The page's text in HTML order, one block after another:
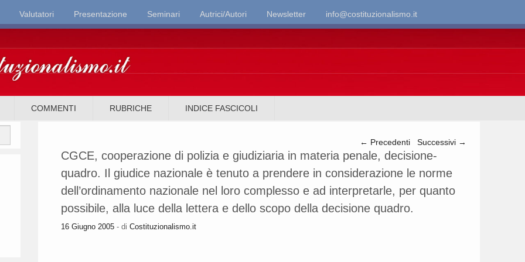
Valutatori Presentazione Seminari Autrici/Autori Newsletter info@costituzionalismo.it
COMMENTI RUBRICHE INDICE FASCICOLI
Navigazione articolo
← Precedenti Successivi →
CGCE, cooperazione di polizia e giudiziaria in materia penale, decisione-
quadro. Il giudice nazionale è tenuto a prendere in considerazione le norme
dell’ordinamento nazionale nel loro complesso e ad interpretarle, per quanto
possibile, alla luce della lettera e dello scopo della decisione quadro.
16 Giugno 2005 - di Costituzionalismo.it